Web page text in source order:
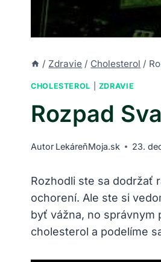
/ Zdravie / Cholesterol /
CHOLESTEROL ZDRAVIE
Rozpad
Autor LekáreňMoja.sk 23.
Rozhodli ste sa dodržať
ochorení. Ale ste si
byť vážna, no správnym
cholesterol a podelíme